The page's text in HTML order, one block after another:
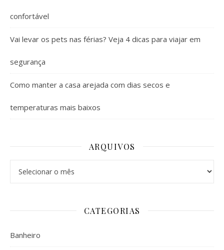
confortável
Vai levar os pets nas férias? Veja 4 dicas para viajar em
segurança
Como manter a casa arejada com dias secos e
temperaturas mais baixos
ARQUIVOS
CATEGORIAS
Banheiro